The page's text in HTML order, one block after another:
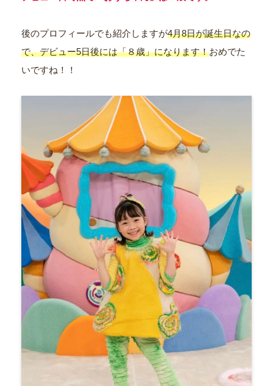
後のプロフィールでも紹介しますが4月8日が誕生日なの
で、デビュー5日後には「８歳」になります！おめでた
いですね！！